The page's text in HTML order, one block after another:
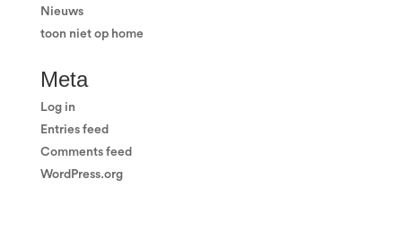
Nieuws
toon niet op home
Meta
Log in
Entries feed
Comments feed
WordPress.org